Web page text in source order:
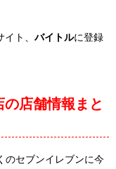
ト、 バイトルに登録
店舗情報まと
のセブンイレブンに今